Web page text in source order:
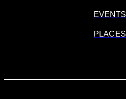
EVENTS
PLACES